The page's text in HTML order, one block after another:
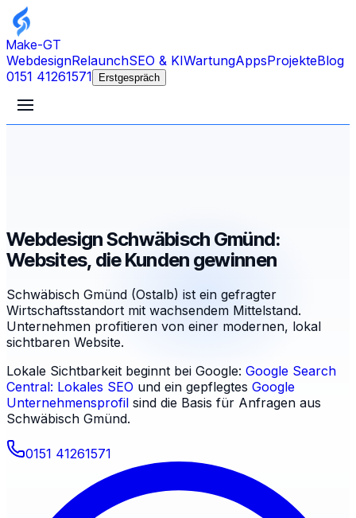
Make-GT
WebdesignRelaunchSEO & KIWartungAppsProjekteBlog
0151 41261571
Erstgespräch
Webdesign Schwäbisch Gmünd:
Websites, die Kunden gewinnen
Schwäbisch Gmünd (Ostalb) ist ein gefragter
Wirtschaftsstandort mit wachsendem Mittelstand.
Unternehmen profitieren von einer modernen, lokal
sichtbaren Website.
Lokale Sichtbarkeit beginnt bei Google: Google Search
Central: Lokales SEO und ein gepflegtes Google
Unternehmensprofil sind die Basis für Anfragen aus
Schwäbisch Gmünd.
0151 41261571